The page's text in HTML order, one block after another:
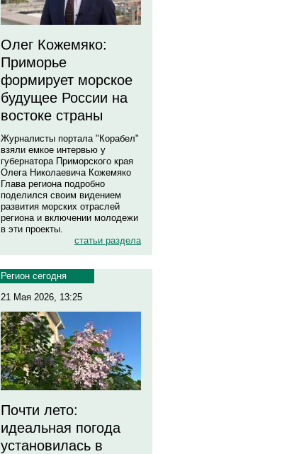
Олег Кожемяко:
Приморье
формирует морское
будущее России на
востоке страны
Журналисты портала "Корабел"
взяли емкое интервью у
губернатора Приморского края
Олега Николаевича Кожемяко
Глава региона подробно
поделился своим видением
развития морских отраслей
региона и включении молодежи
в эти проекты.
статьи раздела
Регион сегодня
21 Мая 2026, 13:25
Почти лето:
идеальная погода
установилась в